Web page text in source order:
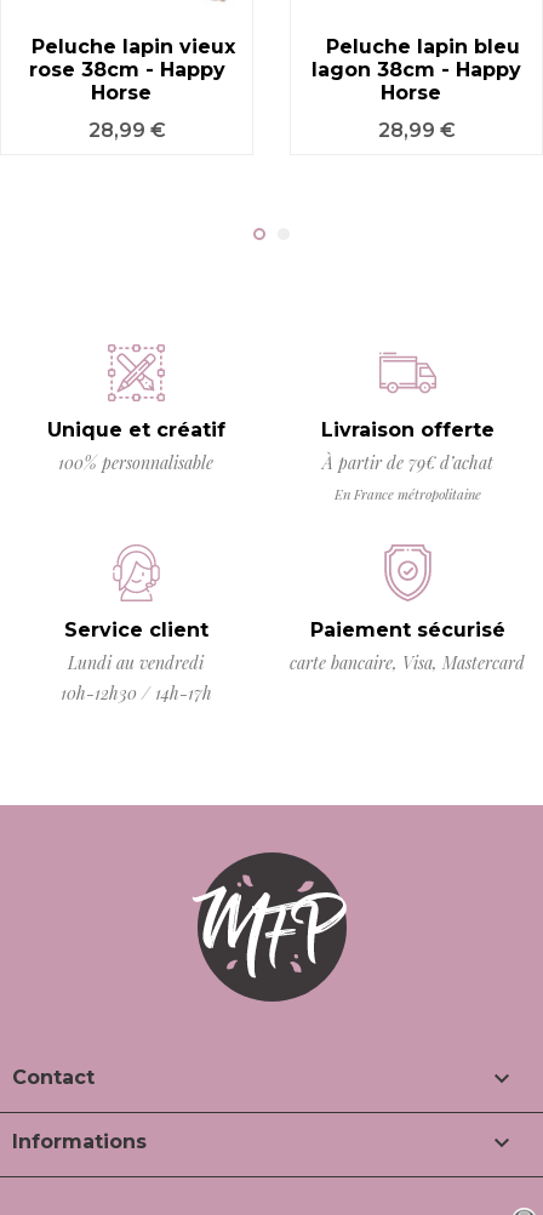
Peluche lapin vieux
rose 38cm - Happy
Horse
Prix
28,99 €
Peluche lapin bleu
lagon 38cm - Happy
Horse
Prix
28,99 €
Unique et créatif
100% personnalisable
Livraison offerte
À partir de 79€ d’achat
En France métropolitaine
Service client
Lundi au vendredi
10h-12h30 / 14h-17h
Paiement sécurisé
carte bancaire, Visa, Mastercard
Contact 
Informations 